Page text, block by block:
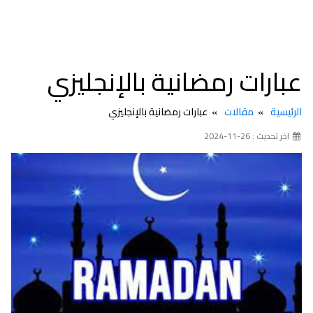
عبارات رمضانية بالإنجليزي
الرئيسية مقالات عبارات رمضانية بالإنجليزي
اخر تحديث : 26-11-2024